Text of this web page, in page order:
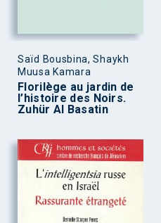
Saïd Bousbina, Shaykh
Muusa Kamara
Florilège au jardin de
l’histoire des Noirs.
Zuhür Al Basatin